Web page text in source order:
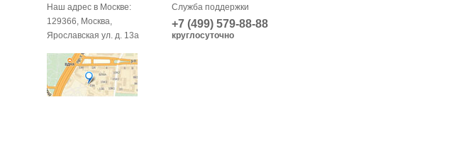
Наш адрес в Москве:
129366, Москва,
Ярославская ул. д. 13а
Служба поддержки
+7 (499) 579-88-88
круглосуточно